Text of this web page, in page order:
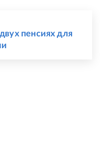
пенсиях для